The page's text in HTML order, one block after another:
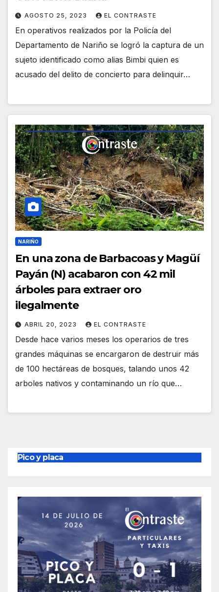
AGOSTO 25, 2023 EL CONTRASTE
En operativos realizados por la Policía del
Departamento de Nariño se logró la captura de un
sujeto identificado como alias Bimbi quien es
acusado del delito de concierto para delinquir…
NARIÑO
En una zona de Barbacoas y Magüí
Payán (N) acabaron con 42 mil
árboles para extraer oro
ilegalmente
ABRIL 20, 2023 EL CONTRASTE
Desde hace varios meses los operarios de tres
grandes máquinas se encargaron de destruir más
de 100 hectáreas de bosques, talando unos 42
arboles nativos y contaminando un río que…
Pico y placa